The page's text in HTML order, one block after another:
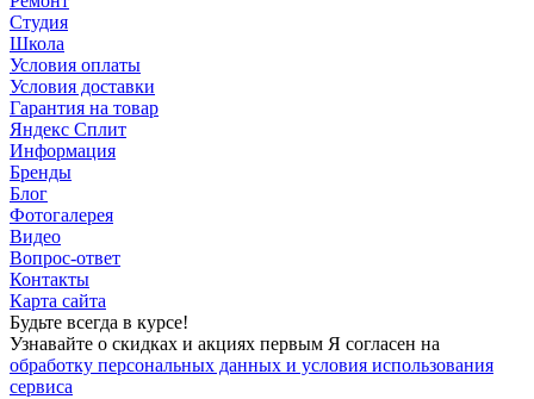
Студия
Школа
Условия оплаты
Условия доставки
Гарантия на товар
Яндекс Сплит
Информация
Бренды
Блог
Фотогалерея
Видео
Вопрос-ответ
Контакты
Карта сайта
Будьте всегда в курсе!
Узнавайте о скидках и акциях первым Я согласен на
обработку персональных данных и условия использования
сервиса